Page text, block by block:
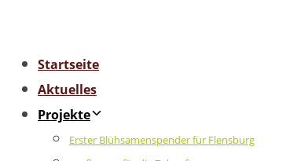
Startseite
Aktuelles
Projekte
Erster Blühsamenspender für Flensburg